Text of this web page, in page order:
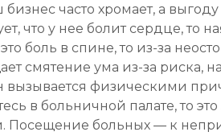
бизнес часто хромает, а
что у нее болит сердце, то
боль в спине, то из-за
смятение ума из-за риска,
вызывается физическими
в больничной палате, то это
Посещение больных — к